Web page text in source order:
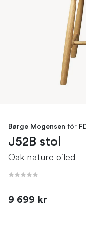
Børge Mogensen för
J52B stol
Oak nature oiled
9 699 kr